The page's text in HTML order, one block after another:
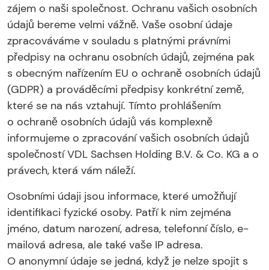
zájem o naši společnost. Ochranu vašich osobních
údajů bereme velmi vážně. Vaše osobní údaje
zpracováváme v souladu s platnými právními
předpisy na ochranu osobních údajů, zejména pak
s obecným nařízením EU o ochraně osobních údajů
(GDPR) a prováděcími předpisy konkrétní země,
které se na nás vztahují. Tímto prohlášením
o ochraně osobních údajů vás komplexně
informujeme o zpracování vašich osobních údajů
společností VDL Sachsen Holding B.V. & Co. KG a o
právech, která vám náleží.
Osobními údaji jsou informace, které umožňují
identifikaci fyzické osoby. Patří k nim zejména
jméno, datum narození, adresa, telefonní číslo, e-
mailová adresa, ale také vaše IP adresa.
O anonymní údaje se jedná, když je nelze spojit s